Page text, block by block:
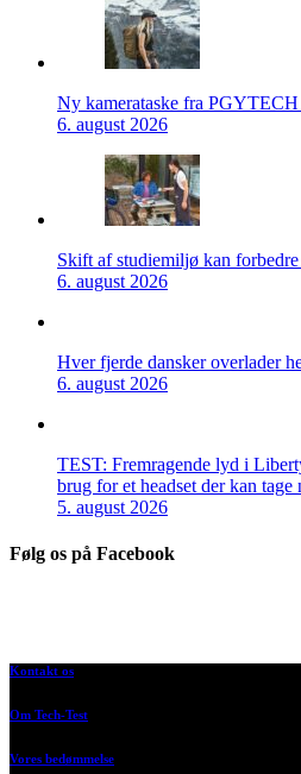
Ny kamerataske fra
6. august 2026
Skift af studiemiljø kan
6. august 2026
Hver fjerde dansker overlader
6. august 2026
TEST: Fremragende lyd i
brug for et headset der kan tage
5. august 2026
Følg os på Facebook
Kontakt os
Om Tech-Test
Vores bedømmelse